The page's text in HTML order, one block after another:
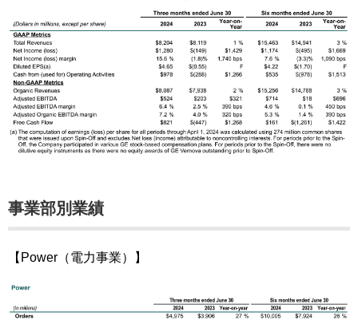
事業部別業績
【Power（電力事業）】